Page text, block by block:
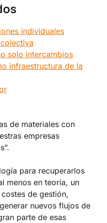
individuales
solo intercambios
infraestructura de la
de materiales con
empresas
para recuperarlos
menos en teoría, un
de gestión,
nuevos flujos de
parte de esas